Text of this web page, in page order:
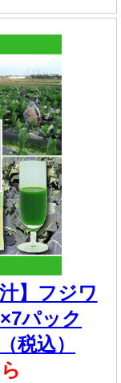
】フジワ
パック
税込）